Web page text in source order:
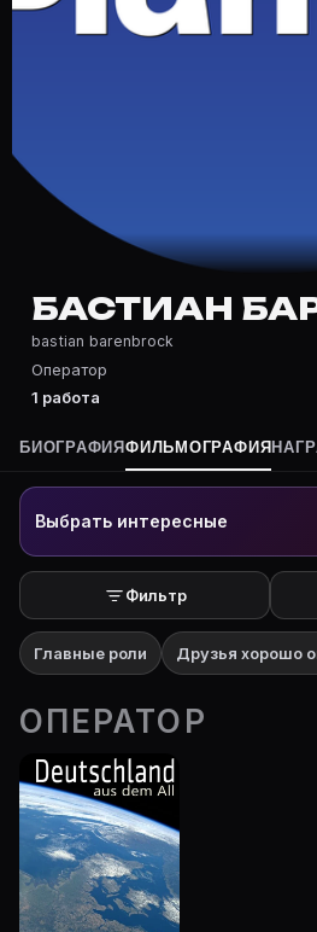
Частые вопросы о
Полный список — на Movie
Кто такой(ая) Бастиан
Бастиан Баренброк —
Где открыть фильмографию
На Movie Planner: https://
БАСТИАН
bastian barenbrock
Оператор
1 работа
БИОГРАФИЯФИЛЬМОГРАФИЯ
Выбрать интересные
Фильтр
Главные роли Друзья хорошо
ОПЕРАТОР